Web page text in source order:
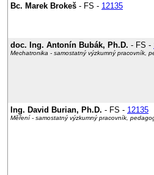
Bc. Marek Brokeš - FS - 12135
doc. Ing. Antonín Bubák, Ph.D. - FS -
Mechatronika - samostatný výzkumný pracovník,
Ing. David Burian, Ph.D. - FS - 12135
Měření - samostatný výzkumný pracovník,